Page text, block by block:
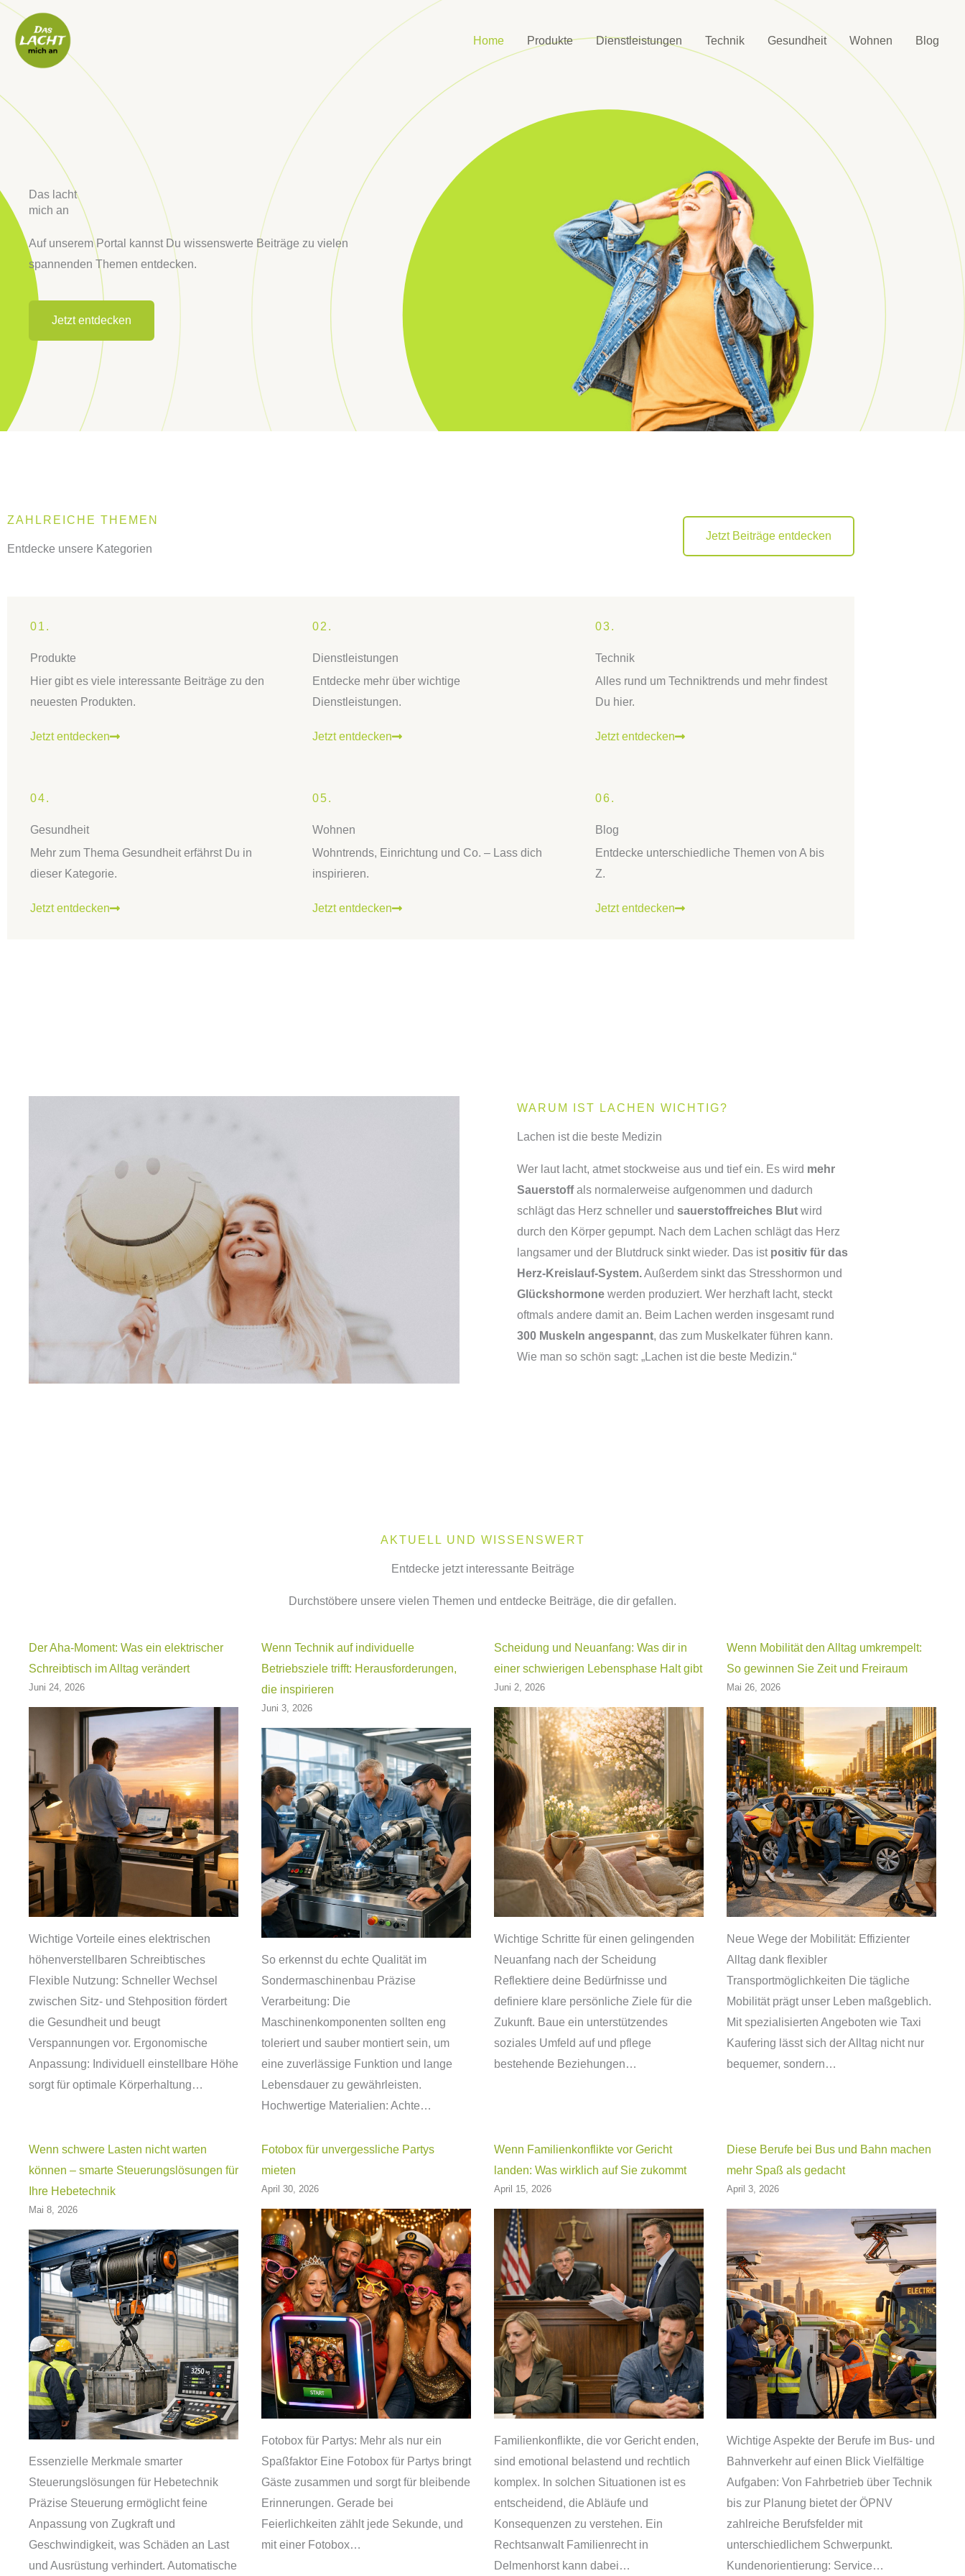
Zum
Inhalt
springen
Home Produkte Dienstleistungen Technik Gesundheit Wohnen Blog
Das lacht
mich an
Auf unserem Portal kannst Du wissenswerte Beiträge zu vielen
spannenden Themen entdecken.
Jetzt entdecken
ZAHLREICHE THEMEN
Entdecke unsere Kategorien
Jetzt Beiträge entdecken
01.
Produkte
Hier gibt es viele interessante Beiträge zu den
neuesten Produkten.
Jetzt entdecken
02.
Dienstleistungen
Entdecke mehr über wichtige
Dienstleistungen.
Jetzt entdecken
03.
Technik
Alles rund um Techniktrends und mehr findest
Du hier.
Jetzt entdecken
04.
Gesundheit
Mehr zum Thema Gesundheit erfährst Du in
dieser Kategorie.
Jetzt entdecken
05.
Wohnen
Wohntrends, Einrichtung und Co. – Lass dich
inspirieren.
Jetzt entdecken
06.
Blog
Entdecke unterschiedliche Themen von A bis
Z.
Jetzt entdecken
WARUM IST LACHEN WICHTIG?
Lachen ist die beste Medizin
Wer laut lacht, atmet stockweise aus und tief ein. Es wird mehr
Sauerstoffals normalerweise aufgenommen und dadurch
schlägt das Herz schneller und sauerstoffreiches Blut wird
durch den Körper gepumpt. Nach dem Lachen schlägt das Herz
langsamer und der Blutdruck sinkt wieder. Das ist positiv für das
Herz-Kreislauf-System.Außerdem sinkt das Stresshormon und
Glückshormone werden produziert. Wer herzhaft lacht, steckt
oftmals andere damit an. Beim Lachen werden insgesamt rund
300 Muskeln angespannt, das zum Muskelkater führen kann.
Wie man so schön sagt: „Lachen ist die beste Medizin.“
AKTUELL UND WISSENSWERT
Entdecke jetzt interessante Beiträge
Durchstöbere unsere vielen Themen und entdecke Beiträge, die dir gefallen.
Der Aha-Moment: Was ein elektrischer
Schreibtisch im Alltag verändert
Juni 24, 2026
Wichtige Vorteile eines elektrischen
höhenverstellbaren Schreibtisches
Flexible Nutzung: Schneller Wechsel
zwischen Sitz- und Stehposition fördert
die Gesundheit und beugt
Verspannungen vor. Ergonomische
Anpassung: Individuell einstellbare Höhe
sorgt für optimale Körperhaltung…
Wenn Technik auf individuelle
Betriebsziele trifft: Herausforderungen,
die inspirieren
Juni 3, 2026
So erkennst du echte Qualität im
Sondermaschinenbau Präzise
Verarbeitung: Die
Maschinenkomponenten sollten eng
toleriert und sauber montiert sein, um
eine zuverlässige Funktion und lange
Lebensdauer zu gewährleisten.
Hochwertige Materialien: Achte…
Scheidung und Neuanfang: Was dir in
einer schwierigen Lebensphase Halt gibt
Juni 2, 2026
Wichtige Schritte für einen gelingenden
Neuanfang nach der Scheidung
Reflektiere deine Bedürfnisse und
definiere klare persönliche Ziele für die
Zukunft. Baue ein unterstützendes
soziales Umfeld auf und pflege
bestehende Beziehungen…
Wenn Mobilität den Alltag umkrempelt:
So gewinnen Sie Zeit und Freiraum
Mai 26, 2026
Neue Wege der Mobilität: Effizienter
Alltag dank flexibler
Transportmöglichkeiten Die tägliche
Mobilität prägt unser Leben maßgeblich.
Mit spezialisierten Angeboten wie Taxi
Kaufering lässt sich der Alltag nicht nur
bequemer, sondern…
Wenn schwere Lasten nicht warten
können – smarte Steuerungslösungen für
Ihre Hebetechnik
Mai 8, 2026
Essenzielle Merkmale smarter
Steuerungslösungen für Hebetechnik
Präzise Steuerung ermöglicht feine
Anpassung von Zugkraft und
Geschwindigkeit, was Schäden an Last
und Ausrüstung verhindert. Automatische
Fotobox für unvergessliche Partys
mieten
April 30, 2026
Fotobox für Partys: Mehr als nur ein
Spaßfaktor Eine Fotobox für Partys bringt
Gäste zusammen und sorgt für bleibende
Erinnerungen. Gerade bei
Feierlichkeiten zählt jede Sekunde, und
mit einer Fotobox…
Wenn Familienkonflikte vor Gericht
landen: Was wirklich auf Sie zukommt
April 15, 2026
Familienkonflikte, die vor Gericht enden,
sind emotional belastend und rechtlich
komplex. In solchen Situationen ist es
entscheidend, die Abläufe und
Konsequenzen zu verstehen. Ein
Rechtsanwalt Familienrecht in
Delmenhorst kann dabei…
Diese Berufe bei Bus und Bahn machen
mehr Spaß als gedacht
April 3, 2026
Wichtige Aspekte der Berufe im Bus- und
Bahnverkehr auf einen Blick Vielfältige
Aufgaben: Von Fahrbetrieb über Technik
bis zur Planung bietet der ÖPNV
zahlreiche Berufsfelder mit
unterschiedlichem Schwerpunkt.
Kundenorientierung: Service…